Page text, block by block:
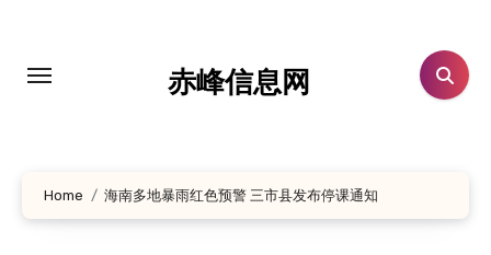
赤峰信息网
Home 海南多地暴雨红色预警 三市县发布停课通知